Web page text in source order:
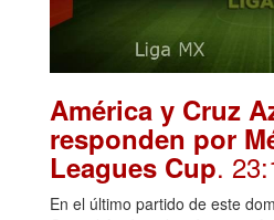
América y Cruz
responden por
Leagues Cup.
En el último partido de este